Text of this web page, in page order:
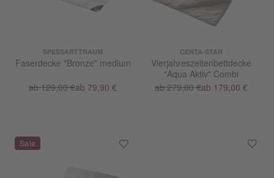
SPESSARTTRAUM
Faserdecke "Bronze" medium
ab 129,00 €ab 79,90 €
CENTA-STAR
Vierjahreszeitenbettdecke
"Aqua Aktiv" Combi
ab 279,00 €ab 179,00 €